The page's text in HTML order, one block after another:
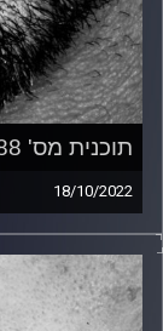
תוכנית מס' 188
18/10/2022
זיפים, מוזיקה
כל מה שחי,
עם שמוליק רגב.